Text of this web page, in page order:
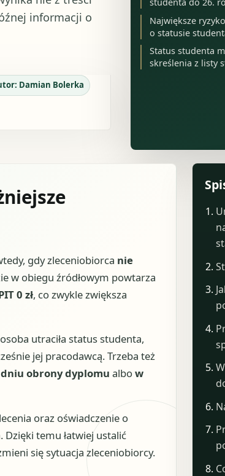
informacji o
Damian Bolerka
Największe
o statusie
Status studenta
skreślenia z listy
gdy zleceniobiorca nie
w obiegu źródłowym powtarza
0 zł, co zwykle zwiększa
utraciła status studenta,
jej pracodawcą. Trzeba też
obrony dyplomu albow
oraz oświadczenie o
Dzięki temu łatwiej ustalić
się sytuacja zleceniobiorcy.